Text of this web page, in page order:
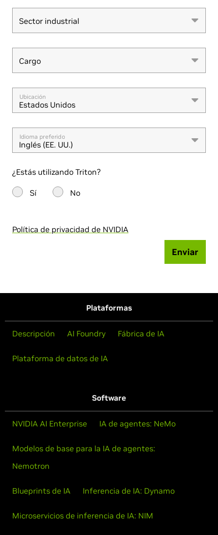
Sector industrial
Sector industrial
Cargo
Cargo
Ubicación
Estados Unidos
Idioma preferido
Inglés (EE. UU.)
¿Estás utilizando Triton?
Sí No
Política de privacidad de NVIDIA
Enviar
Plataformas
Descripción AI Foundry Fábrica de IA
Plataforma de datos de IA
Software
NVIDIA AI Enterprise IA de agentes: NeMo
Modelos de base para la IA de agentes:
Nemotron
Blueprints de IA Inferencia de IA: Dynamo
Microservicios de inferencia de IA: NIM